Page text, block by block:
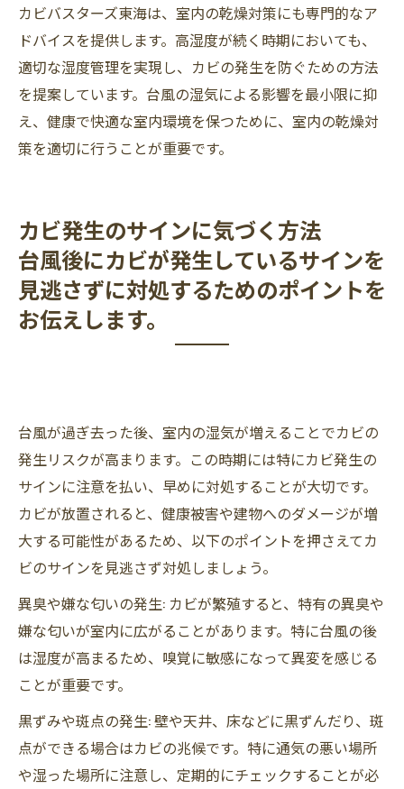
カビバスターズ東海は、室内の乾燥対策にも専門的なア
ドバイスを提供します。高湿度が続く時期においても、
適切な湿度管理を実現し、カビの発生を防ぐための方法
を提案しています。台風の湿気による影響を最小限に抑
え、健康で快適な室内環境を保つために、室内の乾燥対
策を適切に行うことが重要です。
カビ発生のサインに気づく方法
台風後にカビが発生しているサインを
見逃さずに対処するためのポイントを
お伝えします。
台風が過ぎ去った後、室内の湿気が増えることでカビの
発生リスクが高まります。この時期には特にカビ発生の
サインに注意を払い、早めに対処することが大切です。
カビが放置されると、健康被害や建物へのダメージが増
大する可能性があるため、以下のポイントを押さえてカ
ビのサインを見逃さず対処しましょう。
異臭や嫌な匂いの発生: カビが繁殖すると、特有の異臭や
嫌な匂いが室内に広がることがあります。特に台風の後
は湿度が高まるため、嗅覚に敏感になって異変を感じる
ことが重要です。
黒ずみや斑点の発生: 壁や天井、床などに黒ずんだり、斑
点ができる場合はカビの兆候です。特に通気の悪い場所
や湿った場所に注意し、定期的にチェックすることが必